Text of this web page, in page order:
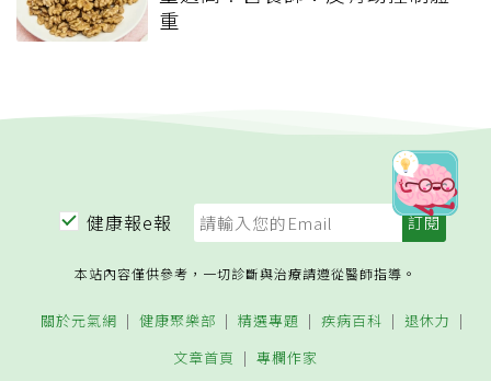
重
健康報e報
本站內容僅供參考，一切診斷與治療請遵從醫師指導。
關於元氣網 健康聚樂部 精選專題 疾病百科
退休力
文章首頁
專欄作家